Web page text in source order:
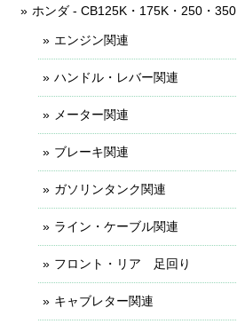
ホンダ - CB125K・175K・250・350
エンジン関連
ハンドル・レバー関連
メーター関連
ブレーキ関連
ガソリンタンク関連
ライン・ケーブル関連
フロント・リア 足回り
キャブレター関連